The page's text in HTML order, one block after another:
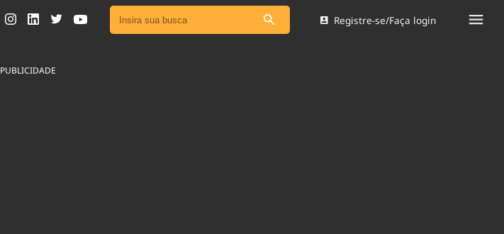
Ver todas as notícias
Registre-se/Faça login
PUBLICIDADE